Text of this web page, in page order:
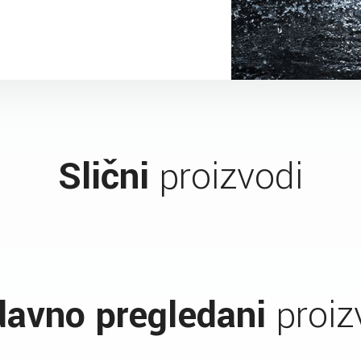
Slični proizvodi
pregledani